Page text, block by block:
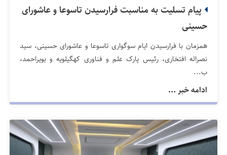
پیام تسلیت به مناسبت فرارسیدن تاسوعا و عاشورای
حسینی
همزمان با فرارسیدن ایام سوگواری تاسوعا و عاشورای حسینی، سید
نصراله افتخاری، رئیس پارک علم و فناوری کهگیلویه و بویراحمد،
ب...
ادامه خبر ...